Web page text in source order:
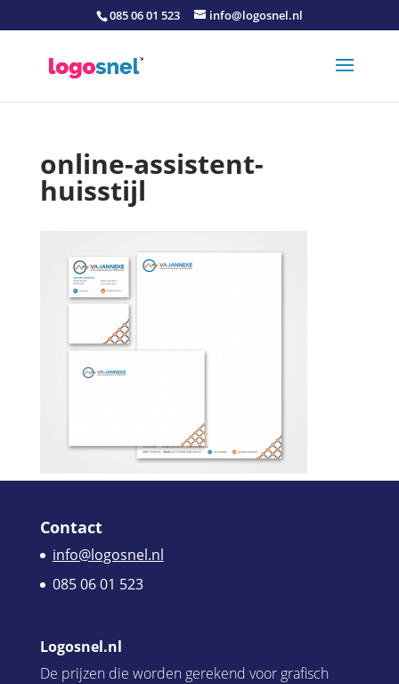
085 06 01 523 info@logosnel.nl
online-assistent-
huisstijl
Contact
info@logosnel.nl
085 06 01 523
Logosnel.nl
De prijzen die worden gerekend voor grafisch